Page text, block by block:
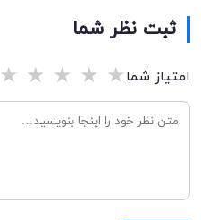
ثبت نظر شما
امتیاز شما★
★
★
★
★